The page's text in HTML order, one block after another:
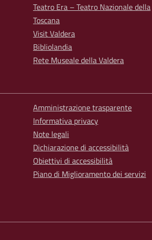
Teatro Era – Teatro Nazionale della
Toscana
Visit Valdera
Bibliolandia
Rete Museale della Valdera
Amministrazione trasparente
Informativa privacy
Note legali
Dichiarazione di accessibilità
Obiettivi di accessibilità
Piano di Miglioramento dei servizi